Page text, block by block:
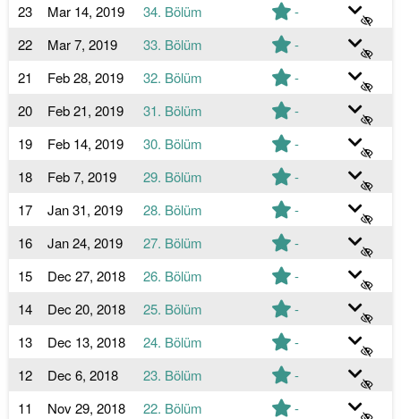
23
Mar 14, 2019 34. Bölüm
-
22
Mar 7, 2019 33. Bölüm
-
21
Feb 28, 2019 32. Bölüm
-
20
Feb 21, 2019 31. Bölüm
-
19
Feb 14, 2019 30. Bölüm
-
18
Feb 7, 2019 29. Bölüm
-
17
Jan 31, 2019 28. Bölüm
-
16
Jan 24, 2019 27. Bölüm
-
15
Dec 27, 2018 26. Bölüm
-
14
Dec 20, 2018 25. Bölüm
-
13
Dec 13, 2018 24. Bölüm
-
12
Dec 6, 2018 23. Bölüm
-
11
Nov 29, 2018 22. Bölüm
-